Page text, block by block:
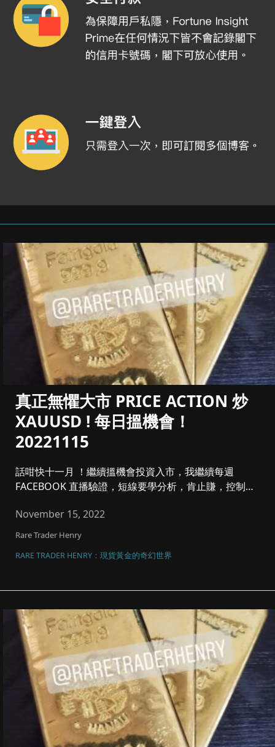
真正無懼大市 PRICE ACTION 炒
XAUUSD ! 每日搵機會！
20221115
話咁快十一月 ！繼續搵機會投資入市，我繼續每週
FACEBOOK 直播驗證，短線要學分析，肯止賺，控制注
November 15, 2022
Rare Trader Henry
RARE TRADER HENRY：現貨黃金的奇幻世界